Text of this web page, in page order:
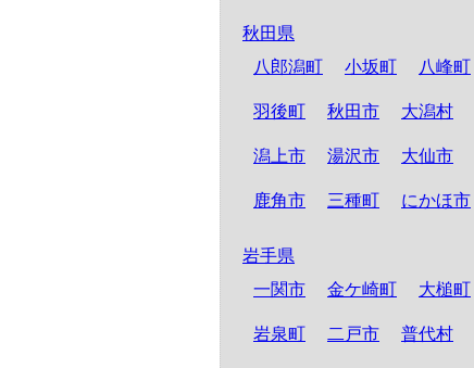
秋田県
八郎潟町
小坂町 八峰町
羽後町 秋田市 大潟村
潟上市 湯沢市 大仙市
鹿角市 三種町 にかほ市
岩手県
一関市
金ケ崎町 大槌町
岩泉町 二戸市 普代村